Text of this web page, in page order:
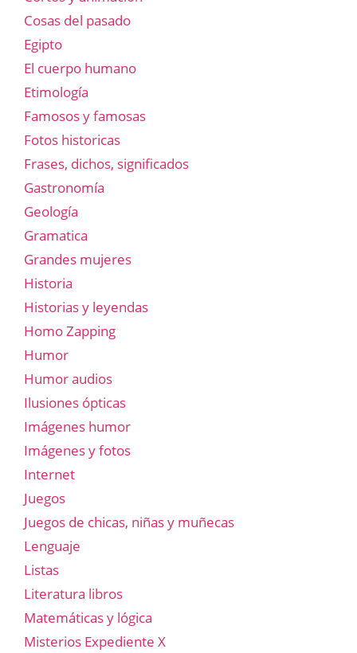
Cosas del pasado
Egipto
El cuerpo humano
Etimología
Famosos y famosas
Fotos historicas
Frases, dichos, significados
Gastronomía
Geología
Gramatica
Grandes mujeres
Historia
Historias y leyendas
Homo Zapping
Humor
Humor audios
Ilusiones ópticas
Imágenes humor
Imágenes y fotos
Internet
Juegos
Juegos de chicas, niñas y muñecas
Lenguaje
Listas
Literatura libros
Matemáticas y lógica
Misterios Expediente X